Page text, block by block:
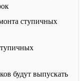
ступичных
будут выпускать